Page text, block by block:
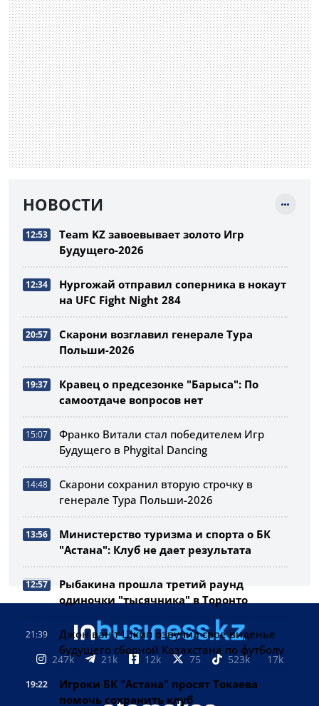
НОВОСТИ
12:53
Team KZ завоевывает золото Игр
Будущего-2026
12:34
Нургожай отправил соперника в нокаут
на UFC Fight Night 284
20:57
Скарони возглавил генерале Тура
Польши-2026
19:37
Кравец о предсезонке "Барыса": По
самоотдаче вопросов нет
15:07
Франко Витали стал победителем Игр
Будущего в Phygital Dancing
14:48
Скарони сохранил вторую строчку в
генерале Тура Польши-2026
13:56
Министерство туризма и спорта о БК
"Астана": Клуб не дает результата
12:57
Рыбакина прошла третий раунд
одиночки "тысячника" в Торонто
21:39
Джон ван’т Шкип озвучил свое виденье
будущего сборной Казахстана по футболу
19:22
Игроки БК "Астана" просят Токаева
помочь сохранить клуб
247k 21k 12k 75 523k 17k